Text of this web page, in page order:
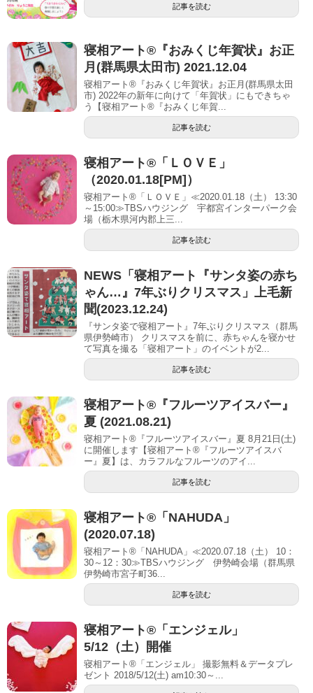
記事を読む
寝相アート®︎『おみくじ年賀状』お正
月(群馬県太田市) 2021.12.04
寝相アート®︎『おみくじ年賀状』お正月(群馬県太田
市) 2022年の新年に向けて「年賀状」にもできちゃ
う【寝相アート®︎『おみくじ年賀...
記事を読む
寝相アート®「ＬＯＶＥ」
（2020.01.18[PM]）
寝相アート®「ＬＯＶＥ」≪2020.01.18（土） 13:30
～15:00≫TBSハウジング 宇都宮インターパーク会
場（栃木県河内郡上三...
記事を読む
NEWS「寝相アート『サンタ姿の赤ち
ゃん…』7年ぶりクリスマス」上毛新
聞(2023.12.24)
『サンタ姿で寝相アート』7年ぶりクリスマス（群馬
県伊勢崎市） クリスマスを前に、赤ちゃんを寝かせ
て写真を撮る「寝相アート」のイベントが2...
記事を読む
寝相アート®︎『フルーツアイスバー』
夏 (2021.08.21)
寝相アート®『フルーツアイスバー』夏 8月21日(土)
に開催します【寝相アート®︎『フルーツアイスバ
ー』夏】は、カラフルなフルーツのアイ...
記事を読む
寝相アート®「NAHUDA」
(2020.07.18)
寝相アート®「NAHUDA」≪2020.07.18（土） 10：
30～12：30≫TBSハウジング 伊勢崎会場（群馬県
伊勢崎市宮子町36...
記事を読む
寝相アート®「エンジェル」
5/12（土）開催
寝相アート®「エンジェル」 撮影無料＆データプレ
ゼント 2018/5/12(土) am10:30～...